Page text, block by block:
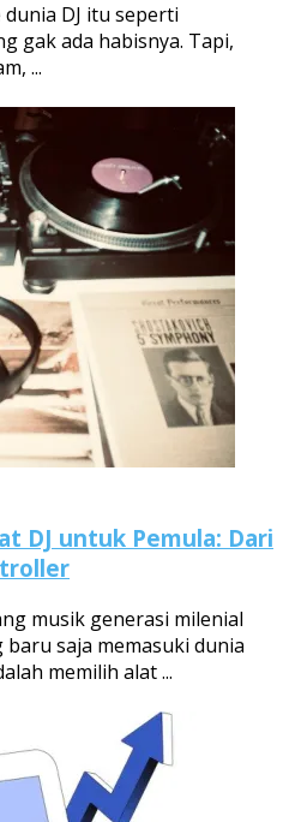
dunia DJ itu seperti
gak ada habisnya. Tapi,
...
DJ untuk Pemula: Dari
musik generasi milenial
baru saja memasuki dunia
memilih alat ...